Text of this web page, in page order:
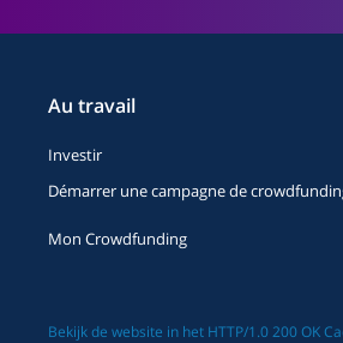
Au travail
Investir
Démarrer une campagne de
Mon Crowdfunding
Bekijk de website in het HTTP/1.0 200 OK